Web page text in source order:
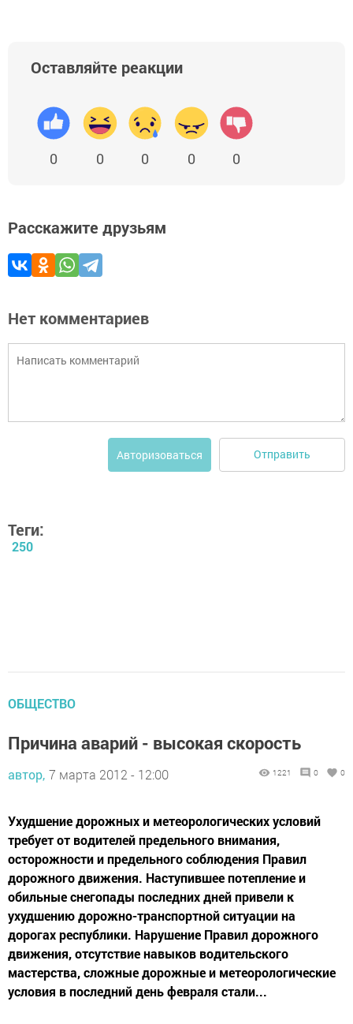
Оставляйте реакции
0 0 0 0 0
Расскажите друзьям
Нет комментариев
Авторизоваться Отправить
Теги:
250
ОБЩЕСТВО
Причина аварий - высокая скорость
автор, 7 марта 2012 - 12:00 1221 0 0
Ухудшение дорожных и метеорологических условий
требует от водителей предельного внимания,
осторожности и предельного соблюдения Правил
дорожного движения. Наступившее потепление и
обильные снегопады последних дней привели к
ухудшению дорожно-транспортной ситуации на
дорогах республики. Нарушение Правил дорожного
движения, отсутствие навыков водительского
мастерства, сложные дорожные и метеорологические
условия в последний день февраля стали...